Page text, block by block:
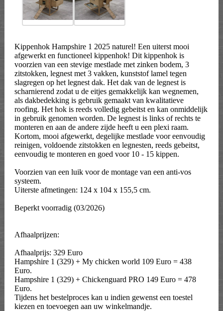
Kippenhok Hampshire 1 2025 naturel! Een uiterst mooi
afgewerkt en functioneel kippenhok! Dit kippenhok is
voorzien van een stevige mestlade met zinken bodem, 3
zitstokken, legnest met 3 vakken, kunststof lamel tegen
slagregen op het legnest dak. Het dak van de legnest is
scharnierend zodat u de eitjes gemakkelijk kan wegnemen,
als dakbedekking is gebruik gemaakt van kwalitatieve
roofing. Het hok is reeds volledig gebeitst en kan onmiddelijk
in gebruik genomen worden. De legnest is links of rechts te
monteren en aan de andere zijde heeft u een plexi raam.
Kortom, mooi afgewerkt, degelijke mestlade voor eenvoudig
reinigen, voldoende zitstokken en legnesten, reeds gebeitst,
eenvoudig te monteren en goed voor 10 - 15 kippen.
Voorzien van een luik voor de montage van een anti-vos
systeem.
Uiterste afmetingen: 124 x 104 x 155,5 cm.
Beperkt voorradig (03/2026)
Afhaalprijzen:
Afhaalprijs: 329 Euro
Hampshire 1 (329) + My chicken world 109 Euro = 438
Euro.
Hampshire 1 (329) + Chickenguard PRO 149 Euro = 478
Euro.
Tijdens het bestelproces kan u indien gewenst een toestel
kiezen en toevoegen aan uw winkelmandje.